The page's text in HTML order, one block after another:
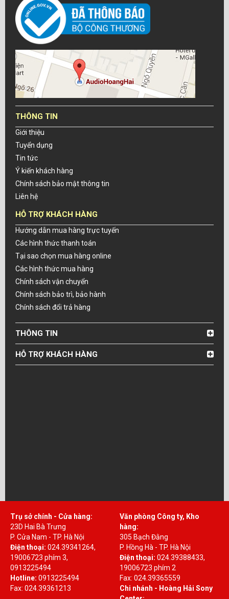
THÔNG TIN
Giới thiệu
Tuyển dụng
Tin tức
Ý kiến khách hàng
Chính sách bảo mật thông tin
Liên hệ
HỖ TRỢ KHÁCH HÀNG
Hướng dẫn mua hàng trực tuyến
Các hình thức thanh toán
Tại sao chọn mua hàng online
Các hình thức mua hàng
Chính sách vận chuyển
Chính sách bảo trì, bảo hành
Chính sách đổi trả hàng
THÔNG TIN
HỖ TRỢ KHÁCH HÀNG
Trụ sở chính - Cửa hàng:
23D Hai Bà Trưng
P. Cửa Nam - TP. Hà Nội
Điện thoại: 024.39341264,
19006723 phím 3,
0913225494
Hotline: 0913225494
Fax: 024.39361213
Văn phòng Công ty, Kho
hàng:
305 Bạch Đằng
P. Hồng Hà - TP. Hà Nội
Điện thoại: 024.39388433,
19006723 phím 2
Fax: 024.39365559
Chi nhánh - Hoàng Hải Sony